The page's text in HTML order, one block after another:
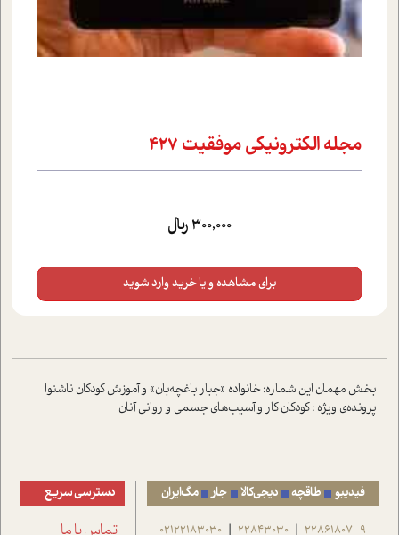
مجله الکترونیکی موفقيت 427
300,000 ریال
برای مشاهده و یا خرید وارد شوید
بخش مهمان این شماره: خانواده «جبار باغچه‌بان» و آموزش کودکان ناشنوا
پرونده‌ی ویژه : کودکان کار و آسیب‌های جسمی و روانی آنان
فیدیبو طاقچه دیجی‌کالا جار مگ‌ایران
22861807-9
22843030
02122183030
دسترسی سریع